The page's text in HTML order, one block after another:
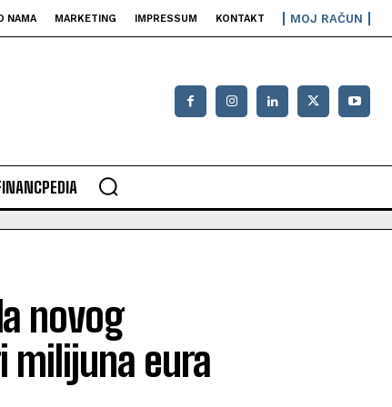
NAMA MARKETING IMPRESSUM KONTAKT MOJ RAČUN
novog
milijuna eura